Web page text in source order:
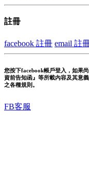
註冊
facebook 註冊 email 註
您按下facebook帳戶登入，如果
資前告知函』等所載內容及其意
之各種規則。
FB客服